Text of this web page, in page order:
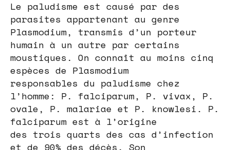
Le paludisme est causé par des
parasites appartenant au genre
Plasmodium, transmis d’un porteur
humain à un autre par certains
moustiques. On connaît au moins cinq
espèces de Plasmodium
responsables du paludisme chez
l’homme: P. falciparum, P. vivax, P.
ovale, P. malariae et P. knowlesi. P.
falciparum est à l’origine
des trois quarts des cas d’infection
et de 90% des décès. Son